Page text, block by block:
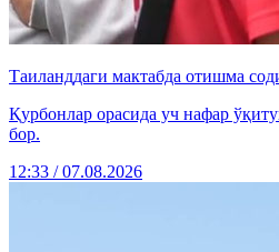
Таиланддаги мактабда отишма
Қурбонлар орасида уч нафар
бор.
12:33 / 07.08.2026